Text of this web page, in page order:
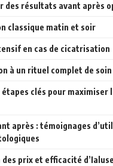
des résultats avant après
classique matin et soir
en cas de cicatrisation
à un rituel complet de soin
étapes clés pour maximiser
après : témoignages
des prix et efficacité